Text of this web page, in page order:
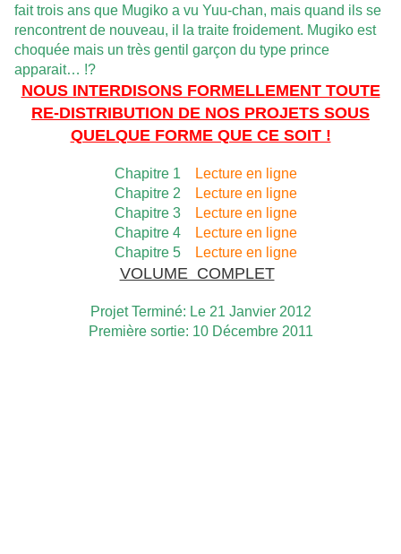
fait trois ans que Mugiko a vu Yuu-chan, mais quand ils se
rencontrent de nouveau, il la traite froidement. Mugiko est
choquée mais un très gentil garçon du type prince
apparait… !?
NOUS INTERDISONS FORMELLEMENT TOUTE
RE-DISTRIBUTION DE NOS PROJETS SOUS
QUELQUE FORME QUE CE SOIT !
Chapitre 1
Lecture en ligne
Chapitre 2
Lecture en ligne
Chapitre 3
Lecture en ligne
Chapitre 4
Lecture en ligne
Chapitre 5
Lecture en ligne
VOLUME COMPLET
Projet Terminé: Le 21 Janvier 2012
Première sortie: 10 Décembre 2011